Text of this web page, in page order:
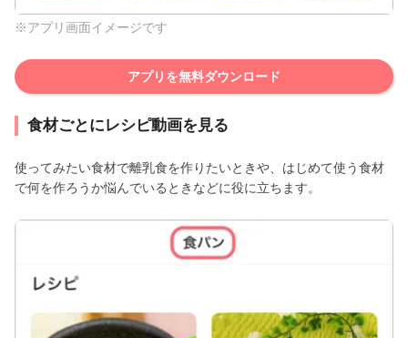
※アプリ画面イメージです
アプリを無料ダウンロード
食材ごとにレシピ動画を見る
使ってみたい食材で離乳食を作りたいときや、はじめて使う食材
で何を作ろうか悩んでいるときなどに役に立ちます。